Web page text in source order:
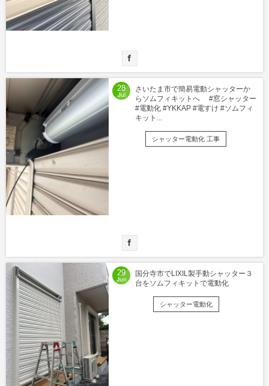
28
Jul
さいたま市で簡易電動シャッターか
らソムフィキットへ #窓シャッター
#電動化 #YKKAP #電すけ #ソムフィ
キット...
シャッター電動化 工事
29
Jun
国分寺市でLIXIL製手動シャッター３
台をソムフィキットで電動化
シャッター電動化